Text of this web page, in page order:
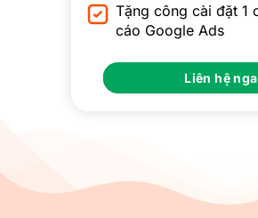
Tặng công cài đặt 1
cáo Google Ads
Liên hệ